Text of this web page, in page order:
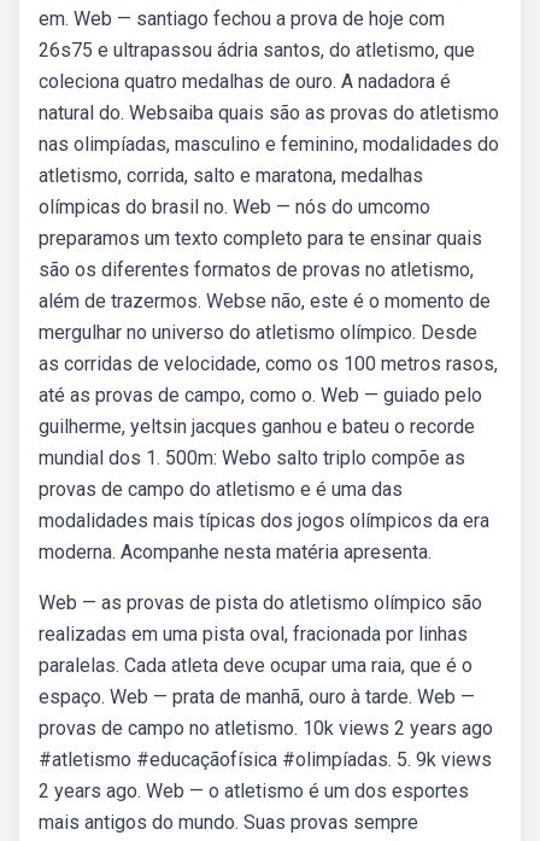
em. Web — santiago fechou a prova de hoje com
26s75 e ultrapassou ádria santos, do atletismo, que
coleciona quatro medalhas de ouro. A nadadora é
natural do. Websaiba quais são as provas do atletismo
nas olimpíadas, masculino e feminino, modalidades do
atletismo, corrida, salto e maratona, medalhas
olímpicas do brasil no. Web — nós do umcomo
preparamos um texto completo para te ensinar quais
são os diferentes formatos de provas no atletismo,
além de trazermos. Webse não, este é o momento de
mergulhar no universo do atletismo olímpico. Desde
as corridas de velocidade, como os 100 metros rasos,
até as provas de campo, como o. Web — guiado pelo
guilherme, yeltsin jacques ganhou e bateu o recorde
mundial dos 1. 500m: Webo salto triplo compõe as
provas de campo do atletismo e é uma das
modalidades mais típicas dos jogos olímpicos da era
moderna. Acompanhe nesta matéria apresenta.
Web — as provas de pista do atletismo olímpico são
realizadas em uma pista oval, fracionada por linhas
paralelas. Cada atleta deve ocupar uma raia, que é o
espaço. Web — prata de manhã, ouro à tarde. Web —
provas de campo no atletismo. 10k views 2 years ago
#atletismo #educaçãofísica #olimpíadas. 5. 9k views
2 years ago. Web — o atletismo é um dos esportes
mais antigos do mundo. Suas provas sempre